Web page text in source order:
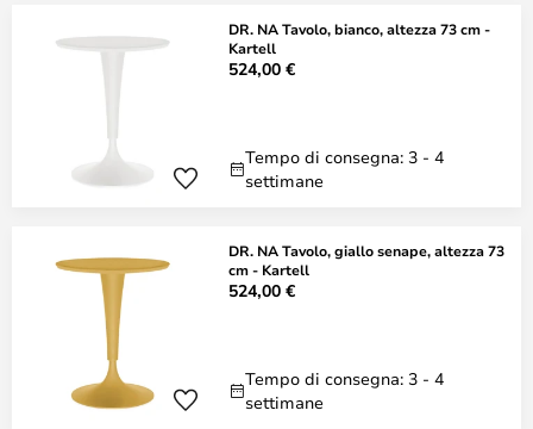
DR. NA Tavolo, bianco, altezza 73 cm -
Kartell
524,00 €
Tempo di consegna: 3 - 4
settimane
DR. NA Tavolo, giallo senape, altezza 73
cm - Kartell
524,00 €
Tempo di consegna: 3 - 4
settimane